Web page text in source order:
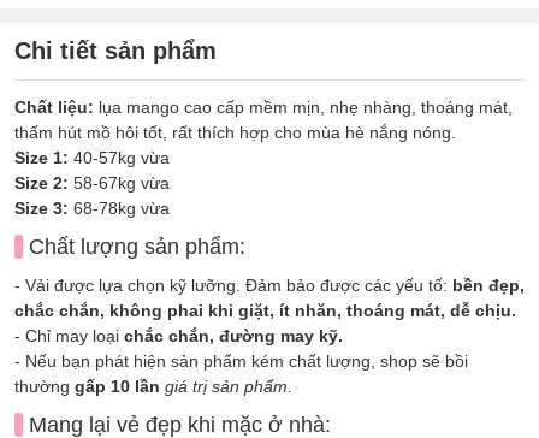
Chi tiết sản phẩm
Chất liệu: lụa mango cao cấp mềm mịn, nhẹ nhàng, thoáng mát,
thấm hút mồ hôi tốt, rất thích hợp cho mùa hè nắng nóng.
Size 1: 40-57kg vừa
Size 2: 58-67kg vừa
Size 3: 68-78kg vừa
Chất lượng sản phẩm:
- Vải được lựa chọn kỹ lưỡng. Đảm bảo được các yếu tố: bền đẹp,
chắc chắn, không phai khi giặt, ít nhăn, thoáng mát, dễ chịu.
- Chỉ may loại chắc chắn, đường may kỹ.
- Nếu bạn phát hiện sản phẩm kém chất lượng, shop sẽ bồi
thường gấp 10 lần giá trị sản phẩm.
Mang lại vẻ đẹp khi mặc ở nhà: